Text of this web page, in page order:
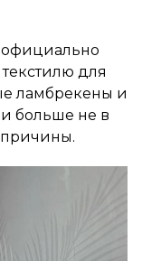
официально
для
ламбрекены и
больше не в
причины.